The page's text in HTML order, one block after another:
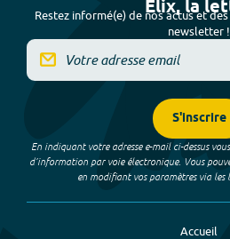
Elix, la
Restez informé(e) de nos actus et
newsletter !
S'inscrire
En indiquant votre adresse e-mail ci-dessus
d’information par voie électronique. Vous
en modifiant vos paramètres via les
Accueil